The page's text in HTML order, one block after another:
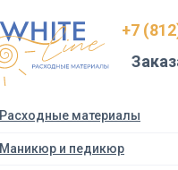
+7
Расходные материалы
Маникюр и педикюр